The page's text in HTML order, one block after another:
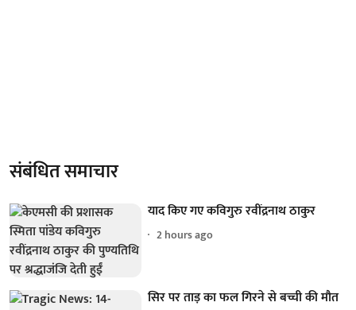
संबंधित समाचार
याद किए गए कविगुरु रवींद्रनाथ ठाकुर
2 hours ago
सिर पर ताड़ का फल गिरने से बच्ची की मौत